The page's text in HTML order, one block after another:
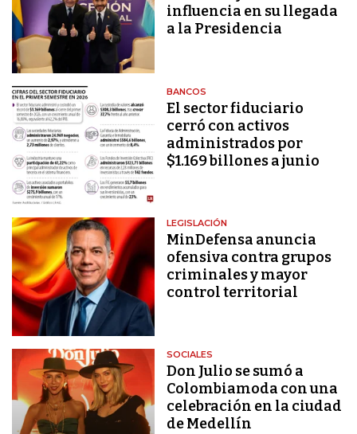
influencia en su llegada
a la Presidencia
BANCOS
El sector fiduciario
cerró con activos
administrados por
$1.169 billones a junio
LEGISLACIÓN
MinDefensa anuncia
ofensiva contra grupos
criminales y mayor
control territorial
SOCIALES
Don Julio se sumó a
Colombiamoda con una
celebración en la ciudad
de Medellín